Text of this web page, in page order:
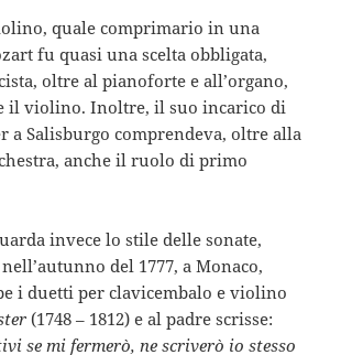
quale comprimario in una
fu quasi una scelta obbligata,
oltre al pianoforte e all’organo,
il violino. Inoltre, il suo incarico di
a Salisburgo comprendeva, oltre alla
anche il ruolo di primo
invece lo stile delle sonate,
del 1777, a Monaco,
i duetti per clavicembalo e violino
(1748 – 1812) e al padre scrisse:
se mi fermerò, ne scriverò io stesso